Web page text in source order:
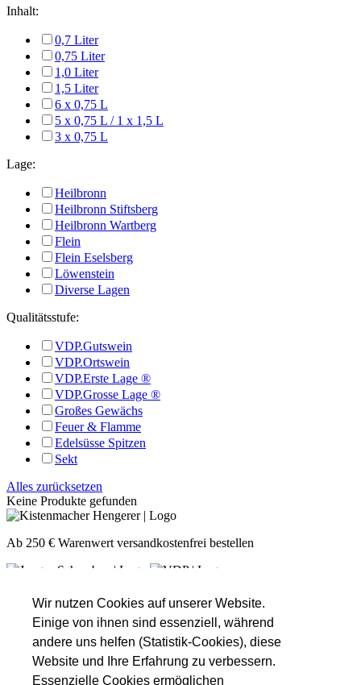
Wir nutzen Cookies auf unserer Website.
Einige von ihnen sind essenziell, während
andere uns helfen (Statistik-Cookies), diese
Website und Ihre Erfahrung zu verbessern.
Essenzielle Cookies ermöglichen
Inhalt:
0,7 Liter
0,75 Liter
1,0 Liter
1,5 Liter
6 x 0,75 L
5 x 0,75 L / 1 x 1,5 L
3 x 0,75 L
Lage:
Heilbronn
Heilbronn Stiftsberg
Heilbronn Wartberg
Flein
Flein Eselsberg
Löwenstein
Diverse Lagen
Qualitätsstufe:
VDP.Gutswein
VDP.Ortswein
VDP.Erste Lage ®
VDP.Grosse Lage ®
Großes Gewächs
Feuer & Flamme
Edelsüsse Spitzen
Sekt
Alles zurücksetzen
Keine Produkte gefunden
Ab 250 € Warenwert versandkostenfrei bestellen
Montag
Nach Absprache!
Dienstag
Nach Absprache!
Mittwoch
Nach Absprache!
Donnerstag
16:00 - 18:30
Freitag
16:00 - 18:30